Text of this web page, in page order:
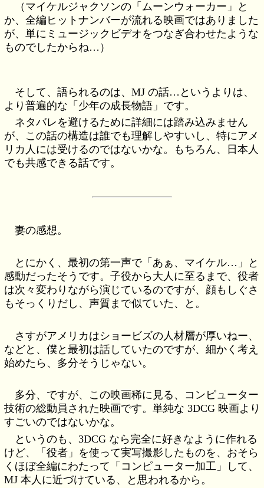
（マイケルジャクソンの「ムーンウォーカー」と
か、全編ヒットナンバーが流れる映画ではありました
が、単にミュージックビデオをつなぎ合わせたような
ものでしたからね…）
そして、語られるのは、MJ の話…というよりは、
より普遍的な「少年の成長物語」です。
ネタバレを避けるために詳細には踏み込みません
が、この話の構造は誰でも理解しやすいし、特にアメ
リカ人には受けるのではないかな。もちろん、日本人
でも共感できる話です。
妻の感想。
とにかく、最初の第一声で「あぁ、マイケル…」と
感動だったそうです。子役から大人に至るまで、役者
は次々変わりながら演じているのですが、顔もしぐさ
もそっくりだし、声質まで似ていた、と。
さすがアメリカはショービズの人材層が厚いねー、
などと、僕と最初は話していたのですが、細かく考え
始めたら、多分そうじゃない。
多分、ですが、この映画稀に見る、コンピューター
技術の総動員された映画です。単純な 3DCG 映画より
すごいのではないかな。
というのも、3DCG なら完全に好きなように作れる
けど、「役者」を使って実写撮影したものを、おそら
くほぼ全編にわたって「コンピューター加工」して、
MJ 本人に近づけている、と思われるから。